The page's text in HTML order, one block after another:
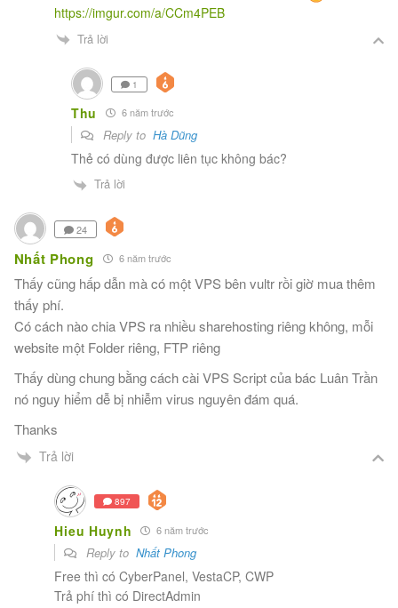
https://imgur.com/a/CCm4PEB
Trả lời
1
Thu 6 năm trước
Reply to Hà Dũng
Thẻ có dùng được liên tục không bác?
Trả lời
24
Nhất Phong 6 năm trước
Thấy cũng hấp dẫn mà có một VPS bên vultr rồi giờ mua thêm
thấy phí.
Có cách nào chia VPS ra nhiều sharehosting riêng không, mỗi
website một Folder riêng, FTP riêng
Thấy dùng chung bằng cách cài VPS Script của bác Luân Trần
nó nguy hiểm dễ bị nhiễm virus nguyên đám quá.
Thanks
Trả lời
897
Hieu Huynh 6 năm trước
Reply toNhất Phong
Free thì có CyberPanel, VestaCP, CWP
Trả phí thì có DirectAdmin